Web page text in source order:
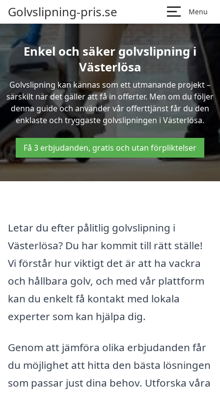
Golvslipning-pris.se Menu
Enkel och säker golvslipning i
Västerlösa
Golvslipning kan kännas som ett utmanande projekt –
särskilt när det gäller att få in offerter. Men om du följer
denna guide och använder vår offerttjänst får du den
enklaste och tryggaste golvslipningen i Västerlösa.
Få 3 erbjudanden, gratis och utan förpliktelser
Letar du efter pålitlig golvslipning i
Västerlösa? Du har kommit till rätt ställe!
Vi förstår hur viktigt det är att ha vackra
och hållbara golv, och med vår plattform
kan du enkelt få kontakt med lokala
experter som kan hjälpa dig.
Genom att jämföra olika erbjudanden får
du möjlighet att hitta den bästa lösningen
som passar just dina behov. Utforska våra